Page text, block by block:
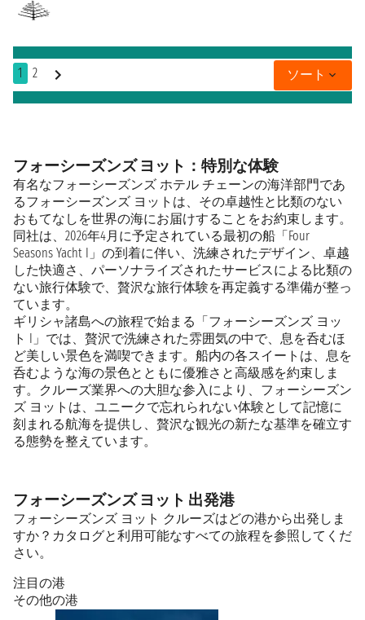
1 2 ソート
フォーシーズンズ ヨット：特別な体験
有名なフォーシーズンズ ホテル チェーンの海洋部門であ
るフォーシーズンズ ヨットは、その卓越性と比類のない
おもてなしを世界の海にお届けすることをお約束します。
同社は、2026年4月に予定されている最初の船「Four
Seasons Yacht I」の到着に伴い、洗練されたデザイン、卓越
した快適さ、パーソナライズされたサービスによる比類の
ない旅行体験で、贅沢な旅行体験を再定義する準備が整っ
ています。
ギリシャ諸島への旅程で始まる「フォーシーズンズ ヨッ
ト I」では、贅沢で洗練された雰囲気の中で、息を呑むほ
ど美しい景色を満喫できます。船内の各スイートは、息を
呑むような海の景色とともに優雅さと高級感を約束しま
す。クルーズ業界への大胆な参入により、フォーシーズン
ズ ヨットは、ユニークで忘れられない体験として記憶に
刻まれる航海を提供し、贅沢な観光の新たな基準を確立す
る態勢を整えています。
フォーシーズンズ ヨット 出発港
フォーシーズンズ ヨット クルーズはどの港から出発しま
すか？カタログと利用可能なすべての旅程を参照してくだ
さい。
注目の港
その他の港